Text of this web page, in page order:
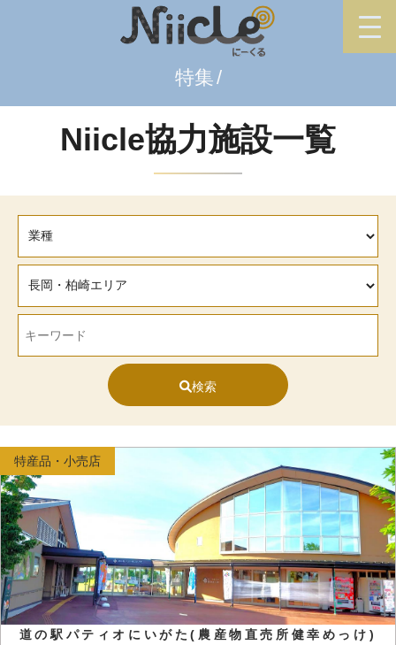
特集
Niicle協力施設一覧
検索
道の駅パティオにいがた(農産物直売所健幸めっけ)
特産品・小売店